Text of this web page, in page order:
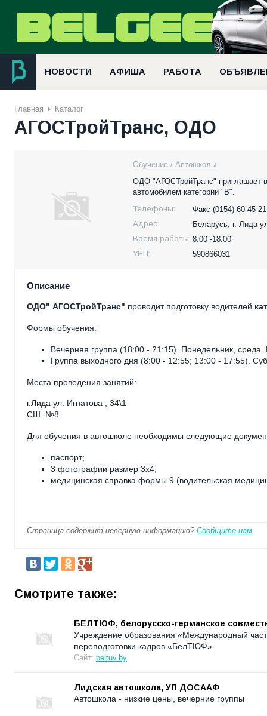
НОВОСТИ АФИША РАБОТА
Главная Каталог
АГОСТройТранс, ОДО
Обучение / Автошколы
ОДО "АГОСТройТранс" приглашает
автомобилем категории "В".
Телефоны:
Факс (0154) 60-45-
Адрес:
Беларусь, г. Лида
Время работы: 8:00 -18.00
УНП:
590866031
Описание
ОДО" АГОСТройТранс" проводит подготовку водителей
Формы обучения:
Вечерняя группа (18:00 - 21:15). Понедельник, среда.
Группа выходного дня (8:00 - 12:55; 13:00 - 17:55).
Места проведения занятий:
г.Лида ул. Игнатова , 34\1
СШ. №8
Для обучения в автошколе необходимы следующие
паспорт;
3 фотографии размер 3х4;
медицинская справка формы 9 (водительская
Страница содержит неверную информацию? Сообщите нам
Смотрите также:
БЕЛТЮФ, белорусско-германское
Учреждение образования «Международный
переподготовки кадров «БелТЮФ»
Сайт: beltuv.by
Лидская автошкола, УП ДОСААФ
Автошкола - низкие цены, вечерние группы